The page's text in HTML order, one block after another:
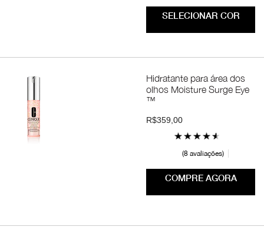
SELECIONAR COR
Hidratante para área dos
olhos Moisture Surge Eye
™
R$359,00
8 avaliações
COMPRE AGORA